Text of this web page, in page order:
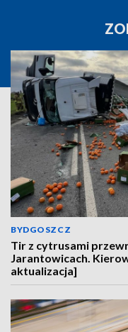
BYDGOSZCZ
Tir z cytrusami
Jarantowicach.
aktualizacja]